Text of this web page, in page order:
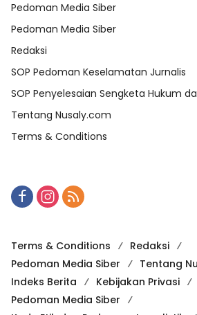
Pedoman Media Siber
Pedoman Media Siber
Redaksi
SOP Pedoman Keselamatan Jurnalis
SOP Penyelesaian Sengketa Hukum
Tentang Nusaly.com
Terms & Conditions
Terms & Conditions
Redaksi
Pedoman Media Siber
Tentang
Indeks Berita
Kebijakan Privasi
Pedoman Media Siber